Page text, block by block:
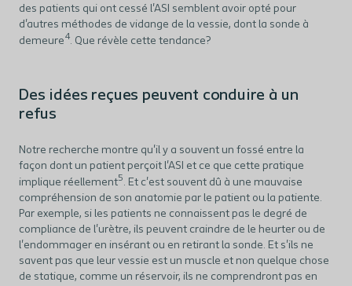
des patients qui ont cessé l'ASI semblent avoir opté pour
d'autres méthodes de vidange de la vessie, dont la sonde à
demeure4. Que révèle cette tendance?
Des idées reçues peuvent conduire à un
refus
Notre recherche montre qu'il y a souvent un fossé entre la
façon dont un patient perçoit l'ASI et ce que cette pratique
implique réellement5. Et c'est souvent dû à une mauvaise
compréhension de son anatomie par le patient ou la patiente.
Par exemple, si les patients ne connaissent pas le degré de
compliance de l'urètre, ils peuvent craindre de le heurter ou de
l'endommager en insérant ou en retirant la sonde. Et s'ils ne
savent pas que leur vessie est un muscle et non quelque chose
de statique, comme un réservoir, ils ne comprendront pas en